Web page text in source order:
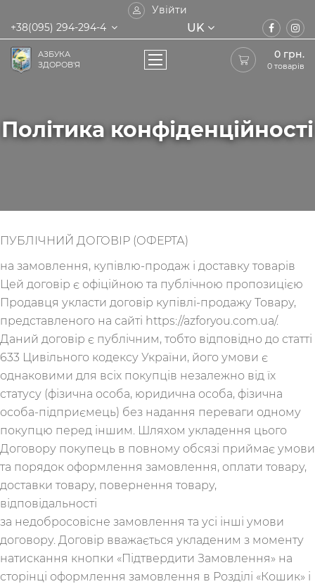
Увійти
+38(095) 294-294-4
UK
АЗБУКА
ЗДОРОВ'Я
0 грн.
0 товарів
Політика конфіденційності
ПУБЛІЧНИЙ ДОГОВІР (ОФЕРТА)
на замовлення, купівлю-продаж і доставку товарів
Цей договір є офіційною та публічною пропозицією
Продавця укласти договір купівлі-продажу Товару,
представленого на сайті https://azforyou.com.ua/.
Даний договір є публічним, тобто відповідно до статті
633 Цивільного кодексу України, його умови є
однаковими для всіх покупців незалежно від їх
статусу (фізична особа, юридична особа, фізична
особа-підприємець) без надання переваги одному
покупцю перед іншим. Шляхом укладення цього
Договору покупець в повному обсязі приймає умови
та порядок оформлення замовлення, оплати товару,
доставки товару, повернення товару,
відповідальності
за недобросовісне замовлення та усі інші умови
договору. Договір вважається укладеним з моменту
натискання кнопки «Підтвердити Замовлення» на
сторінці оформлення замовлення в Розділі «Кошик» і